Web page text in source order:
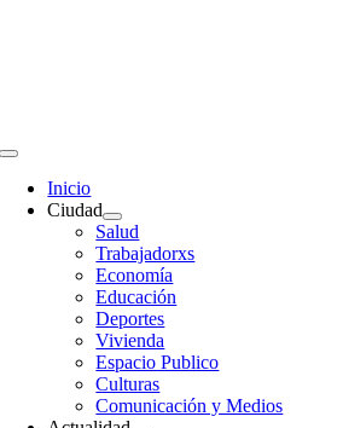
Toggle
Navigation
Inicio
Ciudad
Salud
Trabajadorxs
Economía
Educación
Deportes
Vivienda
Espacio Publico
Culturas
Comunicación y Medios